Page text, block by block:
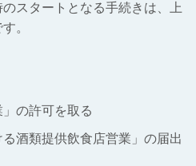
スタートとなる手続きは、上
。
の許可を取る
酒類提供飲食店営業」の届出